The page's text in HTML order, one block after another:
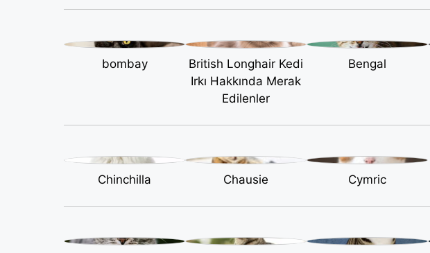
bombay
British Longhair Kedi
Irkı Hakkında Merak
Edilenler
Bengal
Chinchilla Chausie Cymric